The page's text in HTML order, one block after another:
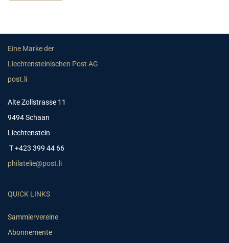
Eine Marke der
Liechtensteinischen Post AG
post.li
Alte Zollstrasse 11
9494 Schaan
Liechtenstein
T +423 399 44 66
philatelie@post.li
QUICK LINKS
Sammlervereine
Abonnemente